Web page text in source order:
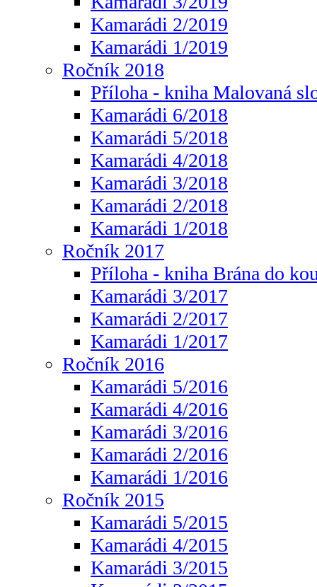
Kamarádi 2/2019
Kamarádi 1/2019
Ročník 2018
Příloha - kniha Malovaná
Kamarádi 6/2018
Kamarádi 5/2018
Kamarádi 4/2018
Kamarádi 3/2018
Kamarádi 2/2018
Kamarádi 1/2018
Ročník 2017
Příloha - kniha Brána do
Kamarádi 3/2017
Kamarádi 2/2017
Kamarádi 1/2017
Ročník 2016
Kamarádi 5/2016
Kamarádi 4/2016
Kamarádi 3/2016
Kamarádi 2/2016
Kamarádi 1/2016
Ročník 2015
Kamarádi 5/2015
Kamarádi 4/2015
Kamarádi 3/2015